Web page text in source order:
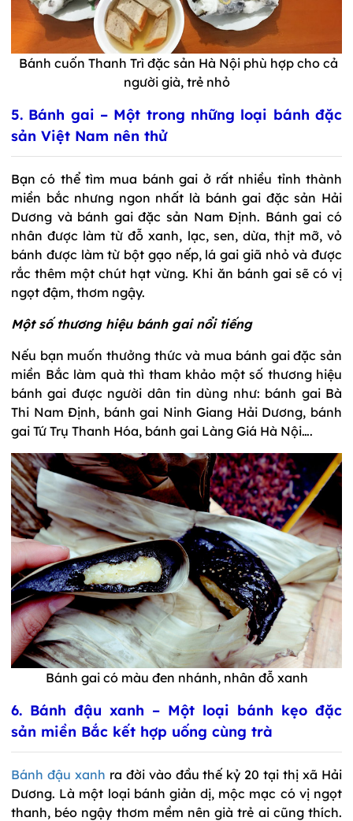
Bánh cuốn Thanh Trì đặc sản Hà Nội phù hợp cho cả
người già, trẻ nhỏ
5. Bánh gai – Một trong những loại bánh đặc
sản Việt Nam nên thử
Bạn có thể tìm mua bánh gai ở rất nhiều tỉnh thành
miền bắc nhưng ngon nhất là bánh gai đặc sản Hải
Dương và bánh gai đặc sản Nam Định. Bánh gai có
nhân được làm từ đỗ xanh, lạc, sen, dừa, thịt mỡ, vỏ
bánh được làm từ bột gạo nếp, lá gai giã nhỏ và được
rắc thêm một chút hạt vừng. Khi ăn bánh gai sẽ có vị
ngọt đậm, thơm ngậy.
Một số thương hiệu bánh gai nổi tiếng
Nếu bạn muốn thưởng thức và mua bánh gai đặc sản
miền Bắc làm quà thì tham khảo một số thương hiệu
bánh gai được người dân tin dùng như: bánh gai Bà
Thi Nam Định, bánh gai Ninh Giang Hải Dương, bánh
gai Tứ Trụ Thanh Hóa, bánh gai Làng Giá Hà Nội….
Bánh gai có màu đen nhánh, nhân đỗ xanh
6. Bánh đậu xanh – Một loại bánh kẹo đặc
sản miền Bắc kết hợp uống cùng trà
Bánh đậu xanh ra đời vào đầu thế kỷ 20 tại thị xã Hải
Dương. Là một loại bánh giản dị, mộc mạc có vị ngọt
thanh, béo ngậy thơm mềm nên già trẻ ai cũng thích.